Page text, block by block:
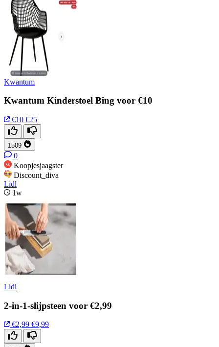
Kwantum
Kwantum Kinderstoel Bing voor €10
€10 €25
1509
0
Koopjesjaagster
Discount_diva
Lidl
1w
Lidl
2-in-1-slijpsteen voor €2,99
€2,99 €9,99